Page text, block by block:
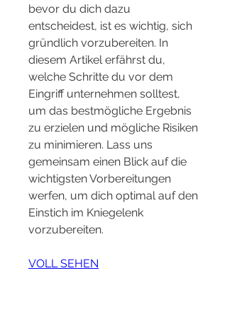
bevor du dich dazu
entscheidest, ist es wichtig, sich
gründlich vorzubereiten. In
diesem Artikel erfährst du,
welche Schritte du vor dem
Eingriff unternehmen solltest,
um das bestmögliche Ergebnis
zu erzielen und mögliche Risiken
zu minimieren. Lass uns
gemeinsam einen Blick auf die
wichtigsten Vorbereitungen
werfen, um dich optimal auf den
Einstich im Kniegelenk
vorzubereiten.
VOLL SEHEN